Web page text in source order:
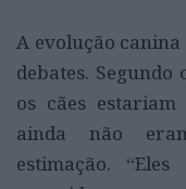
A evolução
debates.
os cães
ainda não
estimação.